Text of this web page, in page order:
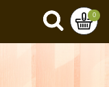
0